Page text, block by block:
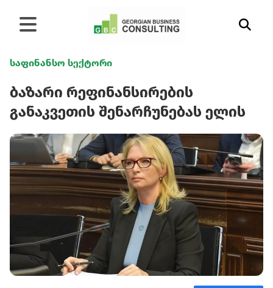
საფინანსო სექტორი
ბაზარი რეფინანსირების
განაკვეთის შენარჩუნებას ელის